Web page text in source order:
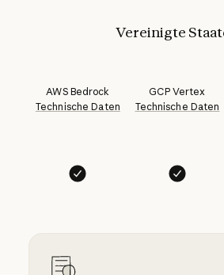
Vereinigte
AWS Bedrock
Technische Daten
GCP Vertex
Technische Daten